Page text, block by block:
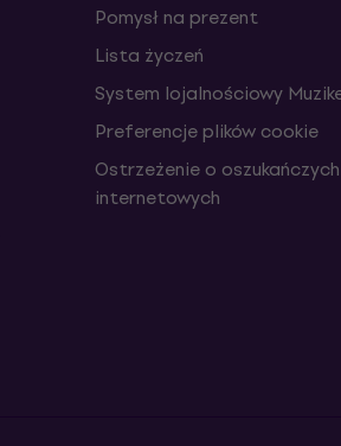
Pomysł na prezent
Lista życzeń
System lojalnościowy
Preferencje plików cookie
Ostrzeżenie o
internetowych